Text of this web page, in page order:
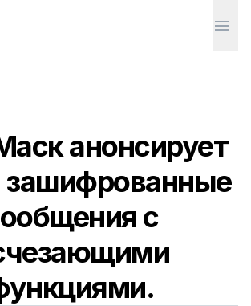
анонсирует
зашифрованные
с